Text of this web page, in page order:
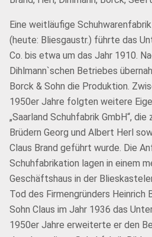
Eine weitläufige
(heute: Bliesgaustr.) führte das
Co. bis etwa um das Jahr 1910.
Dihlmann`schen Betriebes
Borck & Sohn die Produktion.
1950er Jahre folgten weitere
„Saarland Schuhfabrik GmbH“,
Brüdern Georg und Albert Herl
Claus Brand geführt wurde. Die
Schuhfabrikation lagen in einem
Geschäftshaus in der
Tod des Firmengründers Heinrich
Sohn Claus im Jahr 1936 das
1950er Jahre erweiterte er den